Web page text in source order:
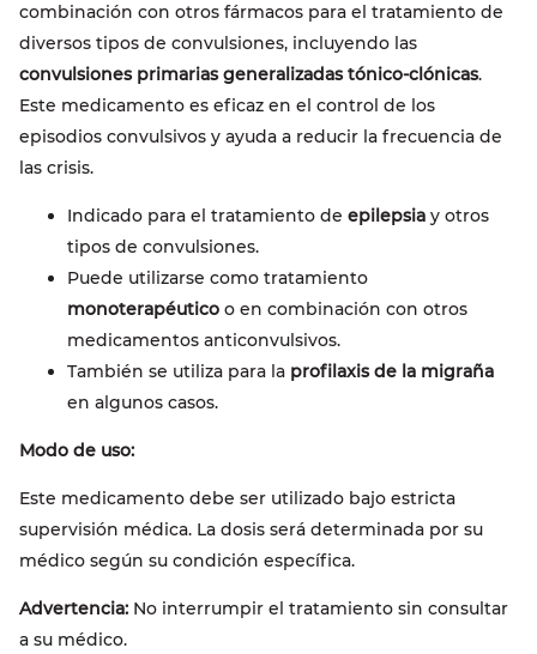
combinación con otros fármacos para el tratamiento de
diversos tipos de convulsiones, incluyendo las
convulsiones primarias generalizadas tónico-clónicas.
Este medicamento es eficaz en el control de los
episodios convulsivos y ayuda a reducir la frecuencia de
las crisis.
Indicado para el tratamiento de epilepsia y otros
tipos de convulsiones.
Puede utilizarse como tratamiento
monoterapéutico o en combinación con otros
medicamentos anticonvulsivos.
También se utiliza para la profilaxis de la migraña
en algunos casos.
Modo de uso:
Este medicamento debe ser utilizado bajo estricta
supervisión médica. La dosis será determinada por su
médico según su condición específica.
Advertencia: No interrumpir el tratamiento sin consultar
a su médico.